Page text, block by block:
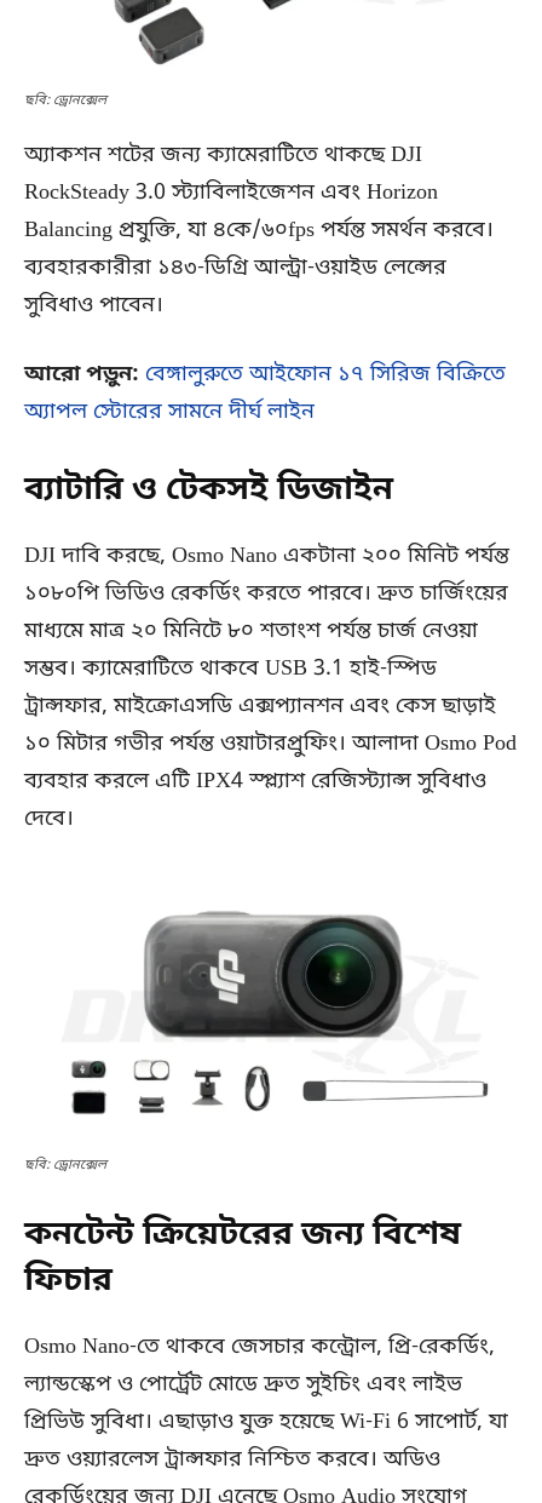
ছবি: ড্রোনক্সেল
অ্যাকশন শটের জন্য ক্যামেরাটিতে থাকছে DJI
RockSteady 3.0 স্ট্যাবিলাইজেশন এবং Horizon
Balancing প্রযুক্তি, যা ৪কে/৬০fps পর্যন্ত সমর্থন করবে।
ব্যবহারকারীরা ১৪৩-ডিগ্রি আল্ট্রা-ওয়াইড লেন্সের
সুবিধাও পাবেন।
আরো পড়ুন: বেঙ্গালুরুতে আইফোন ১৭ সিরিজ বিক্রিতে
অ্যাপল স্টোরের সামনে দীর্ঘ লাইন
ব্যাটারি ও টেকসই ডিজাইন
DJI দাবি করছে, Osmo Nano একটানা ২০০ মিনিট পর্যন্ত
১০৮০পি ভিডিও রেকর্ডিং করতে পারবে। দ্রুত চার্জিংয়ের
মাধ্যমে মাত্র ২০ মিনিটে ৮০ শতাংশ পর্যন্ত চার্জ নেওয়া
সম্ভব। ক্যামেরাটিতে থাকবে USB 3.1 হাই-স্পিড
ট্রান্সফার, মাইক্রোএসডি এক্সপ্যানশন এবং কেস ছাড়াই
১০ মিটার গভীর পর্যন্ত ওয়াটারপ্রুফিং। আলাদা Osmo Pod
ব্যবহার করলে এটি IPX4 স্প্ল্যাশ রেজিস্ট্যান্স সুবিধাও
দেবে।
ছবি: ড্রোনক্সেল
কনটেন্ট ক্রিয়েটরের জন্য বিশেষ
ফিচার
Osmo Nano-তে থাকবে জেসচার কন্ট্রোল, প্রি-রেকর্ডিং,
ল্যান্ডস্কেপ ও পোর্ট্রেট মোডে দ্রুত সুইচিং এবং লাইভ
প্রিভিউ সুবিধা। এছাড়াও যুক্ত হয়েছে Wi-Fi 6 সাপোর্ট, যা
দ্রুত ওয়্যারলেস ট্রান্সফার নিশ্চিত করবে। অডিও
রেকর্ডিংয়ের জন্য DJI এনেছে Osmo Audio সংযোগ